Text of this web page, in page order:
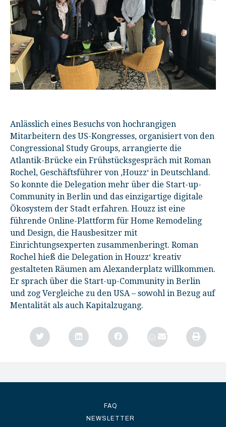
Anlässlich eines Besuchs von hochrangigen
Mitarbeitern des US-Kongresses, organisiert von den
Congressional Study Groups, arrangierte die
Atlantik-Brücke ein Frühstücksgespräch mit Roman
Rochel, Geschäftsführer von ‚Houzz‘ in Deutschland.
So konnte die Delegation mehr über die Start-up-
Community in Berlin und das einzigartige digitale
Ökosystem der Stadt erfahren. Houzz ist eine
führende Online-Plattform für Home Remodeling
und Design, die Hausbesitzer mit
Einrichtungsexperten zusammenberingt. Roman
Rochel hieß die Delegation in Houzz‘ kreativ
gestalteten Räumen am Alexanderplatz willkommen.
Er sprach über die Start-up-Community in Berlin
und zog Vergleiche zu den USA – sowohl in Bezug auf
Mentalität als auch Kapitalzugang.
FAQ
NEWSLETTER